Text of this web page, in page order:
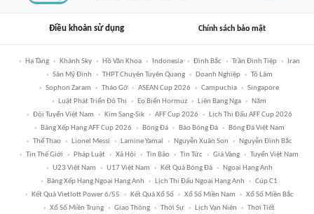
Điều khoản sử dụng Chính sách bảo mật
Hạ Tầng Khánh Sky Hồ Văn Khoa Indonesia Đình Bắc Trần Đình Tiệp
Iran
Sân Mỹ Đình
THPT Chuyên Tuyên Quang Doanh Nghiệp
Tô Lâm
Sophon Zaram
Tháo Gỡ ASEAN Cup 2026 Campuchia
Singapore
Luật Phát Triển Đô Thị
Eo Biển Hormuz Liên Bang Nga
Năm
Đội Tuyển Việt Nam
Kim Sang-Sik AFF Cup 2026
Lịch Thi Đấu AFF Cup 2026
Bảng Xếp Hạng AFF Cup 2026
Bóng Đá Báo Bóng Đá
Bóng Đá Việt Nam
Thể Thao
Lionel Messi Lamine Yamal Nguyễn Xuân Son
Nguyễn Đình Bắc
Tin Thế Giới
Pháp Luật Xã Hội Tin Bão Tin Tức Giá Vàng
Tuyển Việt Nam
U23 Việt Nam
U17 Việt Nam Kết Quả Bóng Đá
Ngoại Hạng Anh
Bảng Xếp Hạng Ngoại Hạng Anh
Lịch Thi Đấu Ngoại Hạng Anh
Cúp C1
Kết Quả Vietlott Power 6/55
Kết Quả Xổ Số Xổ Số Miền Nam
Xổ Số Miền Bắc
Xổ Số Miền Trung
Giao Thông Thời Sự Lịch Vạn Niên Thời Tiết